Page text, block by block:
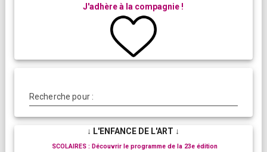
J'adhère à la compagnie !
Recherche pour :
↓ L'ENFANCE DE L'ART ↓
SCOLAIRES : Découvrir le programme de la 23e édition